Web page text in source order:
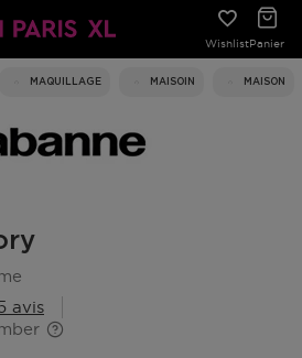
WishlistPanier
MAQUILLAGE MAISOIN MAISON
avis